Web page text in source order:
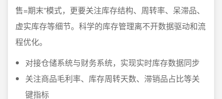
售=期末”模式，更要关注库存结构、周转率、呆滞品、
虚实库存等细节。科学的库存管理离不开数据驱动和流
程优化。
对接仓储系统与财务系统，实现实时库存数据同步
关注商品毛利率、库存周转天数、滞销品占比等关
键指标